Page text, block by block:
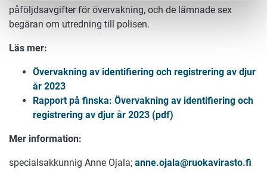
påföljdsavgifter för övervakning, och de lämnade sex
begäran om utredning till polisen.
Läs mer:
Övervakning av identifiering och registrering av djur
år 2023
Rapport på finska: Övervakning av identifiering och
registrering av djur år 2023 (pdf)
Mer information:
specialsakkunnig Anne Ojala; anne.ojala@ruokavirasto.fi